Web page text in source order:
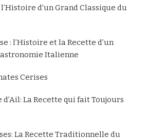
d’un Grand Classique du
: l’Histoire et la Recette d’un
Italienne
Cerises
La Recette qui fait Toujours
La Recette Traditionnelle du